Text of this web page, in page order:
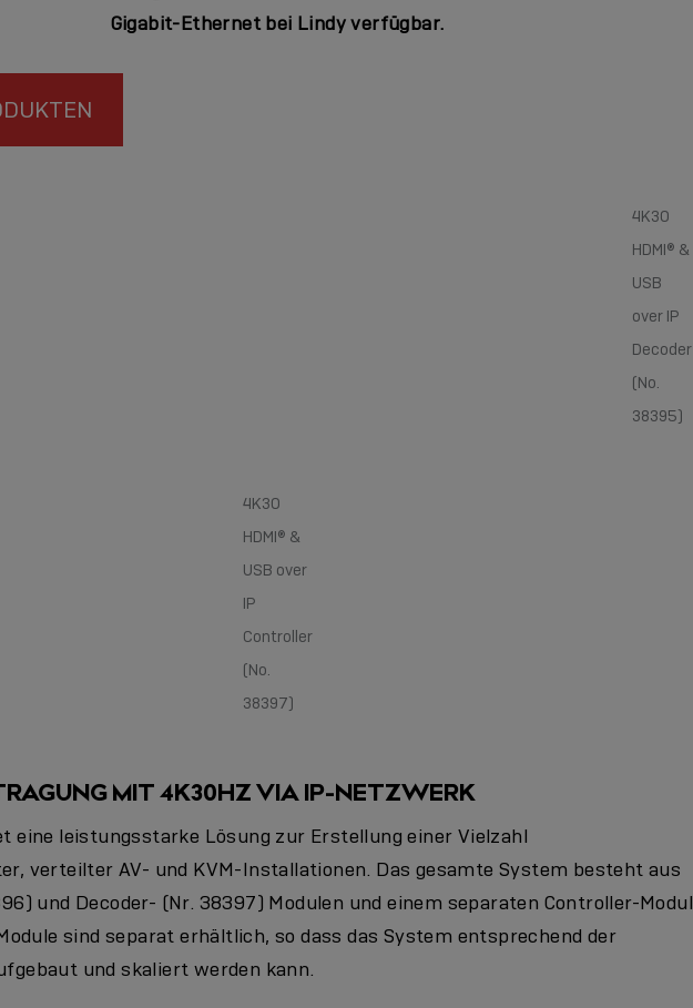
Gigabit-Ethernet bei Lindy verfügbar.
4K30
HDMI® &
USB
over IP
Decoder
(No.
38395)
4K30
HDMI® &
USB over
IP
Controller
(No.
38397)
MIT 4K30HZ VIA IP-NETZWERK
eine leistungsstarke Lösung zur Erstellung einer Vielzahl
verteilter AV- und KVM-Installationen. Das gesamte System besteht aus
und Decoder- (Nr. 38397) Modulen und einem separaten Controller-Modul
sind separat erhältlich, so dass das System entsprechend der
und skaliert werden kann.